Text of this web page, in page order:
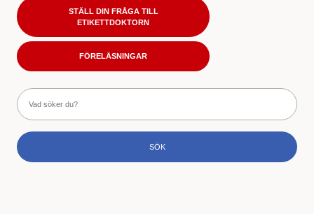
STÄLL DIN FRÅGA TILL
ETIKETTDOKTORN
FÖRELÄSNINGAR